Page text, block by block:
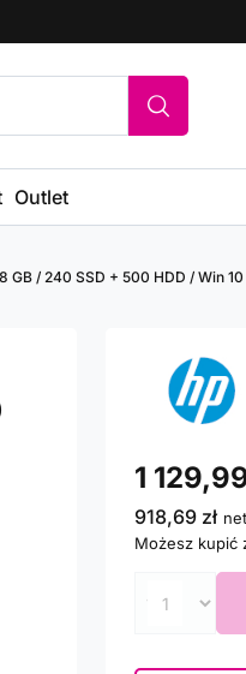
Outlet
/ 240 SSD + 500 HDD / Win
1
918,69 zł
Możesz kupić